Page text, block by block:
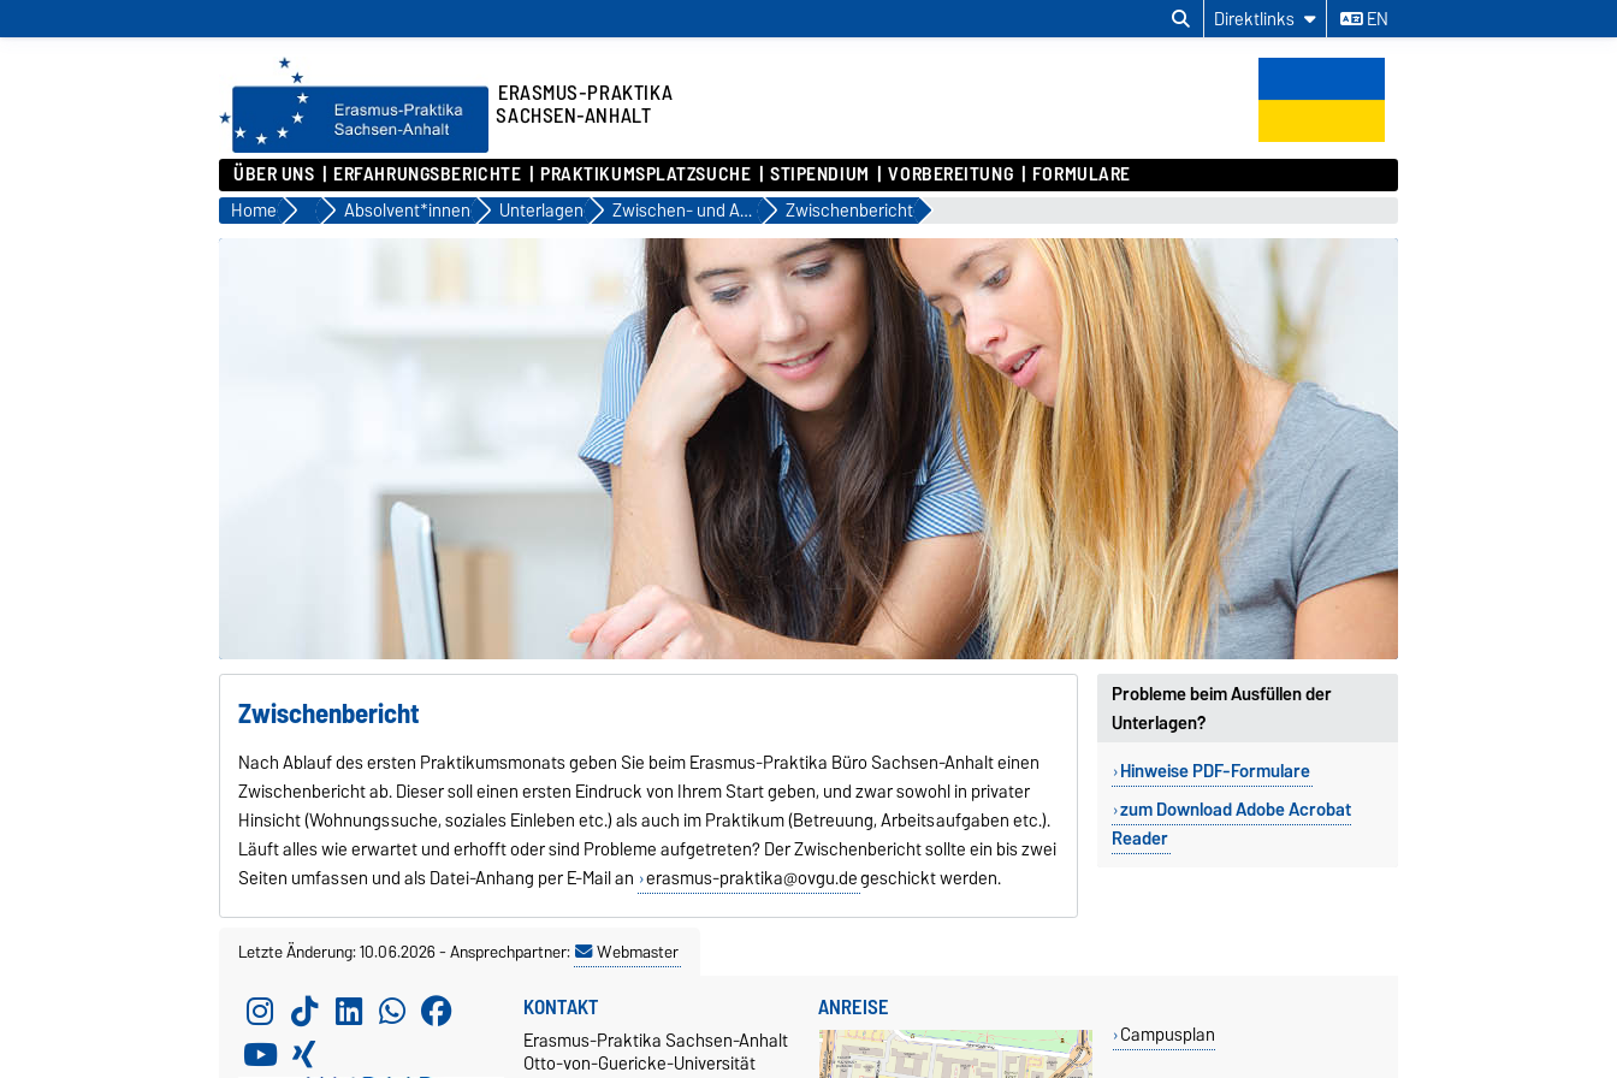
Direktlinks EN
ERASMUS-PRAKTIKA
SACHSEN-ANHALT
ÜBER UNS ERFAHRUNGSBERICHTE PRAKTIKUMSPLATZSUCHE STIPENDIUM VORBEREITUNG FORMULARE
Home Stipendium
Absolvent*innen Unterlagen Zwischen- und Abschlussbericht Zwischenbericht
Zwischenbericht
Nach Ablauf des ersten Praktikumsmonats geben Sie beim Erasmus-Praktika Büro Sachsen-Anhalt einen
Zwischenbericht ab. Dieser soll einen ersten Eindruck von Ihrem Start geben, und zwar sowohl in privater
Hinsicht (Wohnungssuche, soziales Einleben etc.) als auch im Praktikum (Betreuung, Arbeitsaufgaben etc.).
Läuft alles wie erwartet und erhofft oder sind Probleme aufgetreten? Der Zwischenbericht sollte ein bis zwei
Seiten umfassen und als Datei-Anhang per E-Mail an erasmus-praktika@ovgu.degeschickt werden.
Probleme beim Ausfüllen der
Unterlagen?
Hinweise PDF-Formulare
zum Download Adobe Acrobat
Reader
Letzte Änderung: 10.06.2026-Ansprechpartner: Webmaster
KONTAKT
Erasmus-Praktika Sachsen-Anhalt
Otto-von-Guericke-Universität
ANREISE
Campusplan